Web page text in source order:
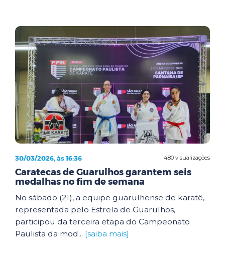
480 visualizações
30/03/2026, às 16:36
Caratecas de Guarulhos garantem seis
medalhas no fim de semana
No sábado (21), a equipe guarulhense de karatê,
representada pelo Estrela de Guarulhos,
participou da terceira etapa do Campeonato
Paulista da mod... [saiba mais]